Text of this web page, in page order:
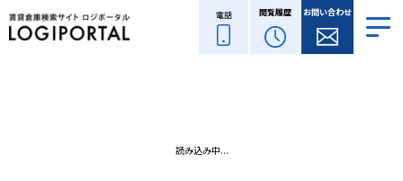
電話 閲覧履歴 お問い合わせ
読み込み中...